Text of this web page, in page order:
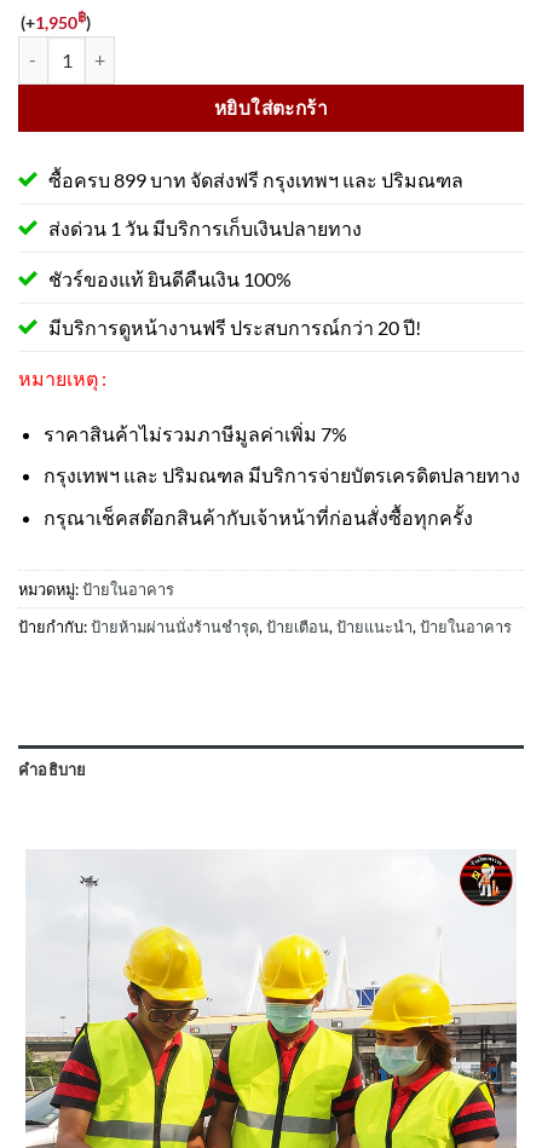
(+1,950฿)
หยิบใส่ตะกร้า
ซื้อครบ 899 บาท จัดส่งฟรี กรุงเทพฯ และ ปริมณฑล
ส่งด่วน 1 วัน มีบริการเก็บเงินปลายทาง
ชัวร์ของแท้ ยินดีคืนเงิน 100%
มีบริการดูหน้างานฟรี ประสบการณ์กว่า 20 ปี!
หมายเหตุ :
ราคาสินค้าไม่รวมภาษีมูลค่าเพิ่ม 7%
กรุงเทพฯ และ ปริมณฑล มีบริการจ่ายบัตรเครดิตปลายทาง
กรุณาเช็คสต๊อกสินค้ากับเจ้าหน้าที่ก่อนสั่งซื้อทุกครั้ง
หมวดหมู่:ป้ายในอาคาร
ป้ายกำกับ:ป้ายห้ามผ่านนั่งร้านชำรุด, ป้ายเตือน, ป้ายแนะนำ, ป้ายในอาคาร
คำอธิบาย